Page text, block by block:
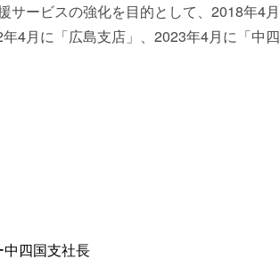
サービスの強化を目的として、2018年4
4月に「広島支店」、2023年4月に「中
四国支社長